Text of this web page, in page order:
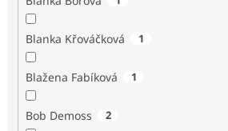
Blanka Křováčková 1
Blažena Fabíková 1
Bob Demoss 2